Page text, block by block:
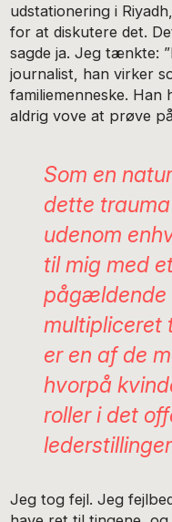
udstationering i
for at diskutere det.
sagde ja. Jeg tænkte:
journalist, han virker
familiemenneske. Han
aldrig vove at prøve
Som en
dette
udenom
til mig med
pågældende
multipliceret
er en af de
hvorpå
roller i det
lederstillinger
Jeg tog fejl. Jeg